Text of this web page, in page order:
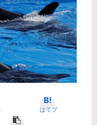
はてブ